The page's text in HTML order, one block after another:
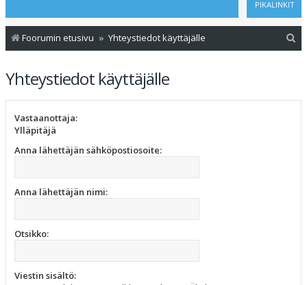
PIKALINKIT
Foorumin etusivu Yhteystiedot käyttäjälle
Yhteystiedot käyttäjälle
Vastaanottaja:
Ylläpitäjä
Anna lähettäjän sähköpostiosoite:
Anna lähettäjän nimi:
Otsikko:
Viestin sisältö: